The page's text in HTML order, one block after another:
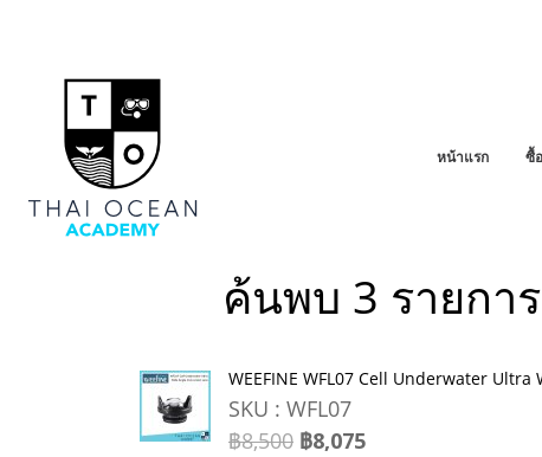
หน้าแรก ซื้
ค้นพบ 3 รายกา
WEEFINE WFL07 Cell Underwater
SKU : WFL07
฿8,500 ฿8,075